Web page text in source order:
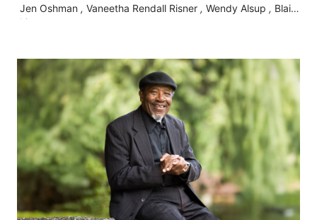
Jen Oshman , Vaneetha Rendall Risner , Wendy Alsup , Blair
Linne